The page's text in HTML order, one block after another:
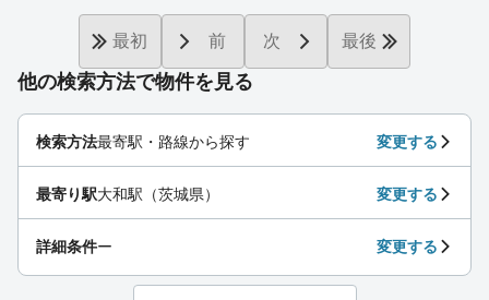
他の検索方法で物件を見る
検索方法最寄駅・路線から探す 変更する
最寄り駅大和駅（茨城県） 変更する
詳細条件ー 変更する
最初 前 次 最後